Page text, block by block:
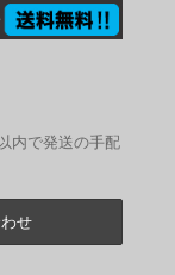
内で発送の手配
せ